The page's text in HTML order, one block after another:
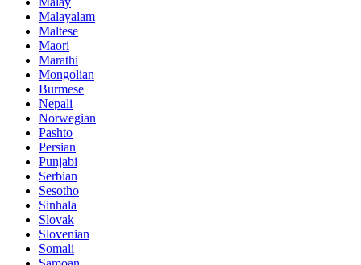
Malayalam
Maltese
Maori
Marathi
Mongolian
Burmese
Nepali
Norwegian
Pashto
Persian
Punjabi
Serbian
Sesotho
Sinhala
Slovak
Slovenian
Somali